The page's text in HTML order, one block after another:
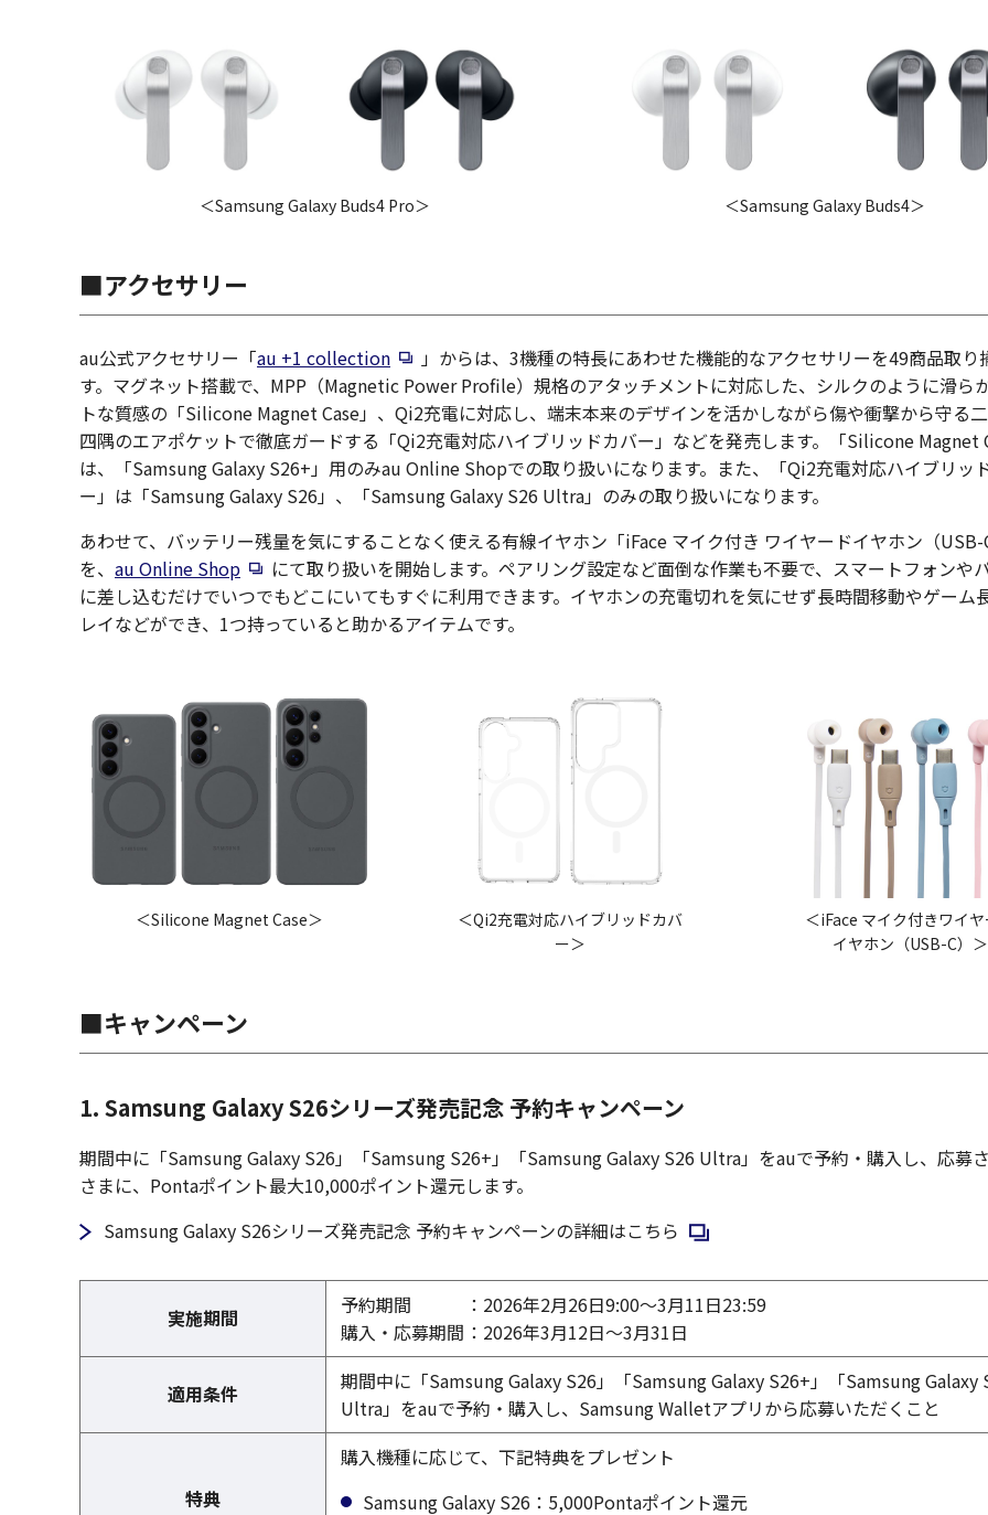
＜Samsung Galaxy Buds4 Pro＞ ＜Samsung Galaxy Buds4＞
■アクセサリー
au公式アクセサリー「au +1 collection新規ウィンドウで開く
」からは、3機種の特長にあわせた機能的なアクセサリーを49商品取り
す。マグネット搭載で、MPP（Magnetic Power Profile）規格のアタッチメントに対応した、シルクのように滑ら
トな質感の「Silicone Magnet Case」、Qi2充電に対応し、端末本来のデザインを活かしながら傷や衝撃から守る
四隅のエアポケットで徹底ガードする「Qi2充電対応ハイブリッドカバー」などを発売します。「Silicone Magnet
は、「Samsung Galaxy S26+」用のみau Online Shopでの取り扱いになります。また、「Qi2充電対応ハイブリッ
ー」は「Samsung Galaxy S26」、「Samsung Galaxy S26 Ultra」のみの取り扱いになります。
あわせて、バッテリー残量を気にすることなく使える有線イヤホン「iFace マイク付き ワイヤードイヤホン（USB-
を、 au Online Shop新規ウィンドウで開く
にて取り扱いを開始します。ペアリング設定など面倒な作業も不要で、スマートフォンや
に差し込むだけでいつでもどこにいてもすぐに利用できます。イヤホンの充電切れを気にせず長時間移動やゲーム
レイなどができ、1つ持っていると助かるアイテムです。
＜Silicone Magnet Case＞
＜Qi2充電対応ハイブリッドカバ
ー＞
＜iFace マイク付きワイ
イヤホン（USB-C）＞
■キャンペーン
1. Samsung Galaxy S26シリーズ発売記念 予約キャンペーン
期間中に「Samsung Galaxy S26」「Samsung S26+」「Samsung Galaxy S26 Ultra」をauで予約・購入し、応募
さまに、Pontaポイント最大10,000ポイント還元します。
Samsung Galaxy S26シリーズ発売記念 予約キャンペーンの詳細はこちら 新規ウィンドウで開く
実施期間 予約期間
：2026年2月26日9:00～3月11日23:59
購入・応募期間 ：2026年3月12日～3月31日
適用条件
期間中に「Samsung Galaxy S26」「Samsung Galaxy S26+」「Samsung Galaxy
Ultra」をauで予約・購入し、Samsung Walletアプリから応募いただくこと
特典
購入機種に応じて、下記特典をプレゼント
Samsung Galaxy S26：5,000Pontaポイント還元